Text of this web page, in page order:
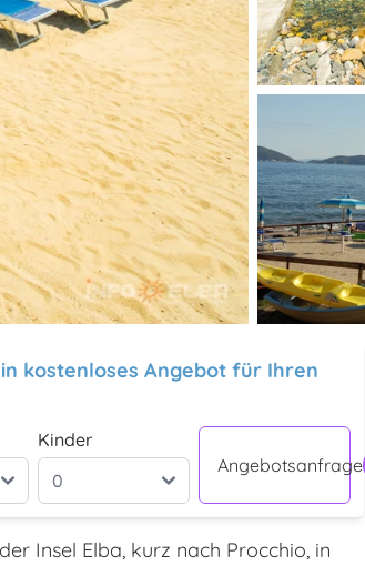
Insel Elba, kurz nach Procchio, in
kostenloses Angebot für Ihren
Kinder
Angebotsanfrage